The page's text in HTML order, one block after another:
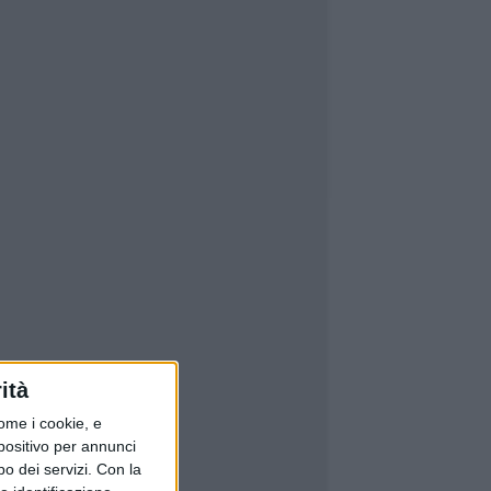
i cookie, e
per annunci
dei servizi. Con la